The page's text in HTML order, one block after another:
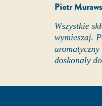
Piotr
Wszystkie
wymieszaj.
doskonały